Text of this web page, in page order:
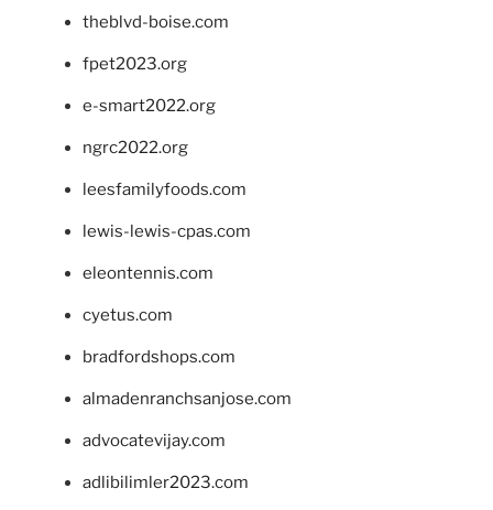
theblvd-boise.com
fpet2023.org
e-smart2022.org
ngrc2022.org
leesfamilyfoods.com
lewis-lewis-cpas.com
eleontennis.com
cyetus.com
bradfordshops.com
almadenranchsanjose.com
advocatevijay.com
adlibilimler2023.com